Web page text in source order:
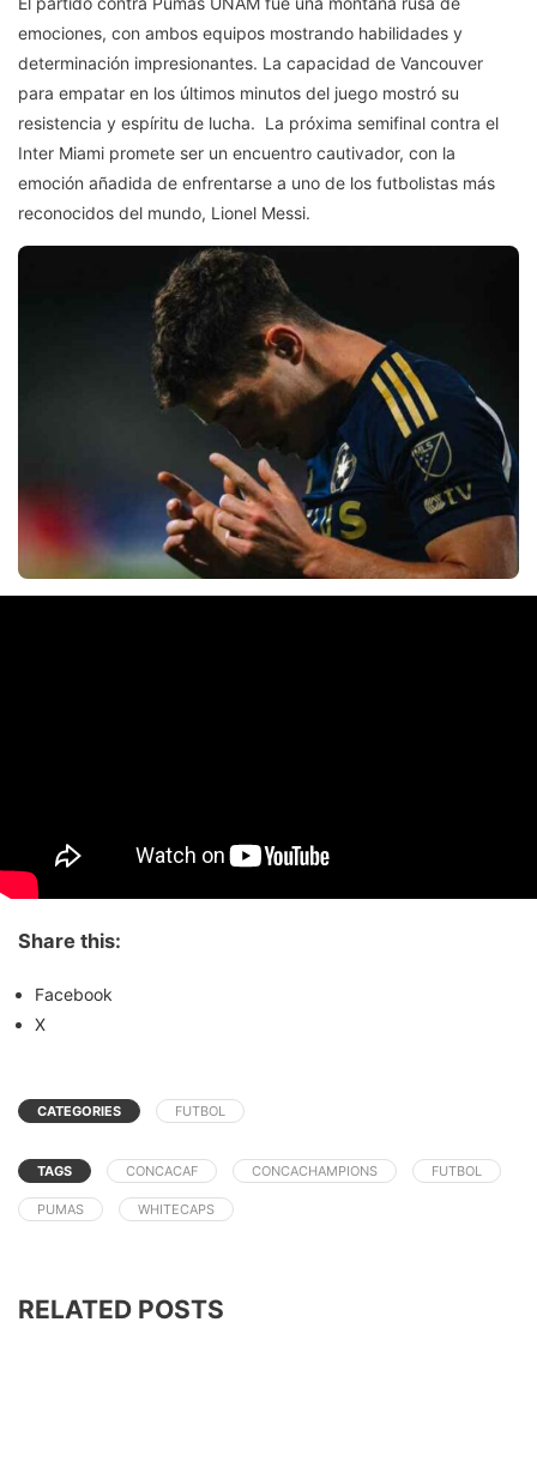
emociones, con ambos equipos mostrando habilidades y
determinación impresionantes. La capacidad de Vancouver
para empatar en los últimos minutos del juego mostró su
resistencia y espíritu de lucha. La próxima semifinal contra el
Inter Miami promete ser un encuentro cautivador, con la
emoción añadida de enfrentarse a uno de los futbolistas más
reconocidos del mundo, Lionel Messi.
Share this:
Facebook
X
CATEGORIES FUTBOL
TAGS CONCACAF CONCACHAMPIONS FUTBOL
PUMAS WHITECAPS
RELATED POSTS